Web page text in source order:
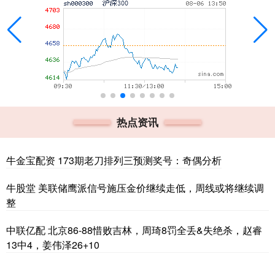
热点资讯
牛金宝配资 173期老刀排列三预测奖号：奇偶分析
牛股堂 美联储鹰派信号施压金价继续走低，周线或将继续调
整
中联亿配 北京86-88惜败吉林，周琦8罚全丢&失绝杀，赵睿
13中4，姜伟泽26+10